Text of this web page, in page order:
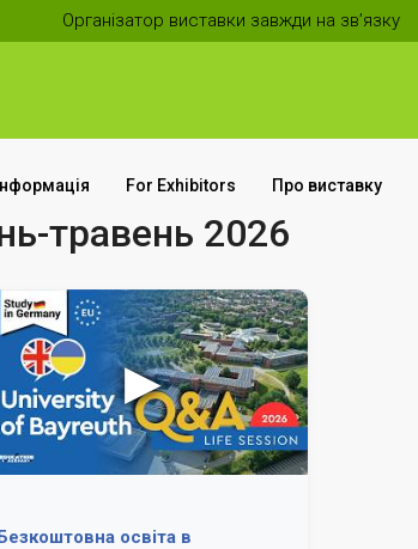
Організатор виставки завжди на зв’язку
For Exhibitors Про виставку
травень 2026
освіта в